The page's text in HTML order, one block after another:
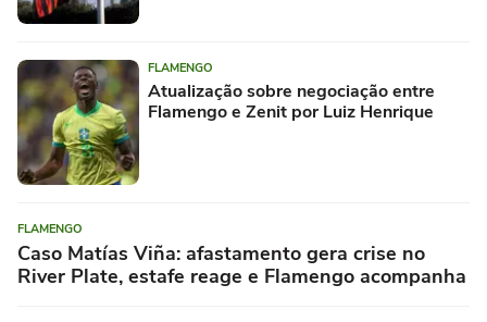
FLAMENGO
Atualização sobre negociação entre
Flamengo e Zenit por Luiz Henrique
FLAMENGO
Caso Matías Viña: afastamento gera crise no
River Plate, estafe reage e Flamengo acompanha